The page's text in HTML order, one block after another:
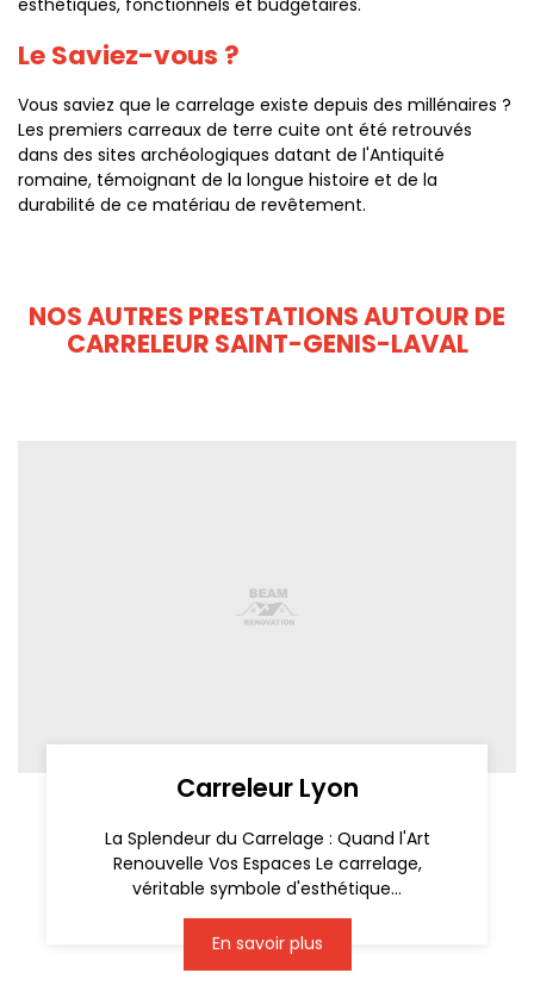
esthétiques, fonctionnels et budgétaires.
Le Saviez-vous ?
Vous saviez que le carrelage existe depuis des millénaires ?
Les premiers carreaux de terre cuite ont été retrouvés
dans des sites archéologiques datant de l'Antiquité
romaine, témoignant de la longue histoire et de la
durabilité de ce matériau de revêtement.
NOS AUTRES PRESTATIONS AUTOUR DE
CARRELEUR SAINT-GENIS-LAVAL
Carreleur Lyon
La Splendeur du Carrelage : Quand l'Art
Renouvelle Vos Espaces Le carrelage,
véritable symbole d'esthétique...
En savoir plus